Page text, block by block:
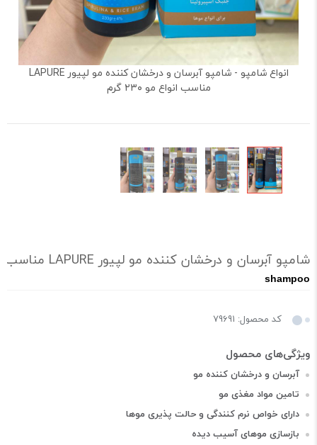
انواع شامپو - شامپو آبرسان و درخشان کننده مو لپیور LAPURE
مناسب انواع مو ۲۳۰ گرم
شامپو آبرسان و درخشان کننده مو لپیور LAPURE مناسب انواع مو ۲۳۰ گرم
shampoo
کد محصول: 79691
آبرسان و درخشان کننده مو
تامین مواد مغذی مو
دارای خواص نرم کنندگی و حالت پذیری موها
بازسازی موهای آسیب دیده